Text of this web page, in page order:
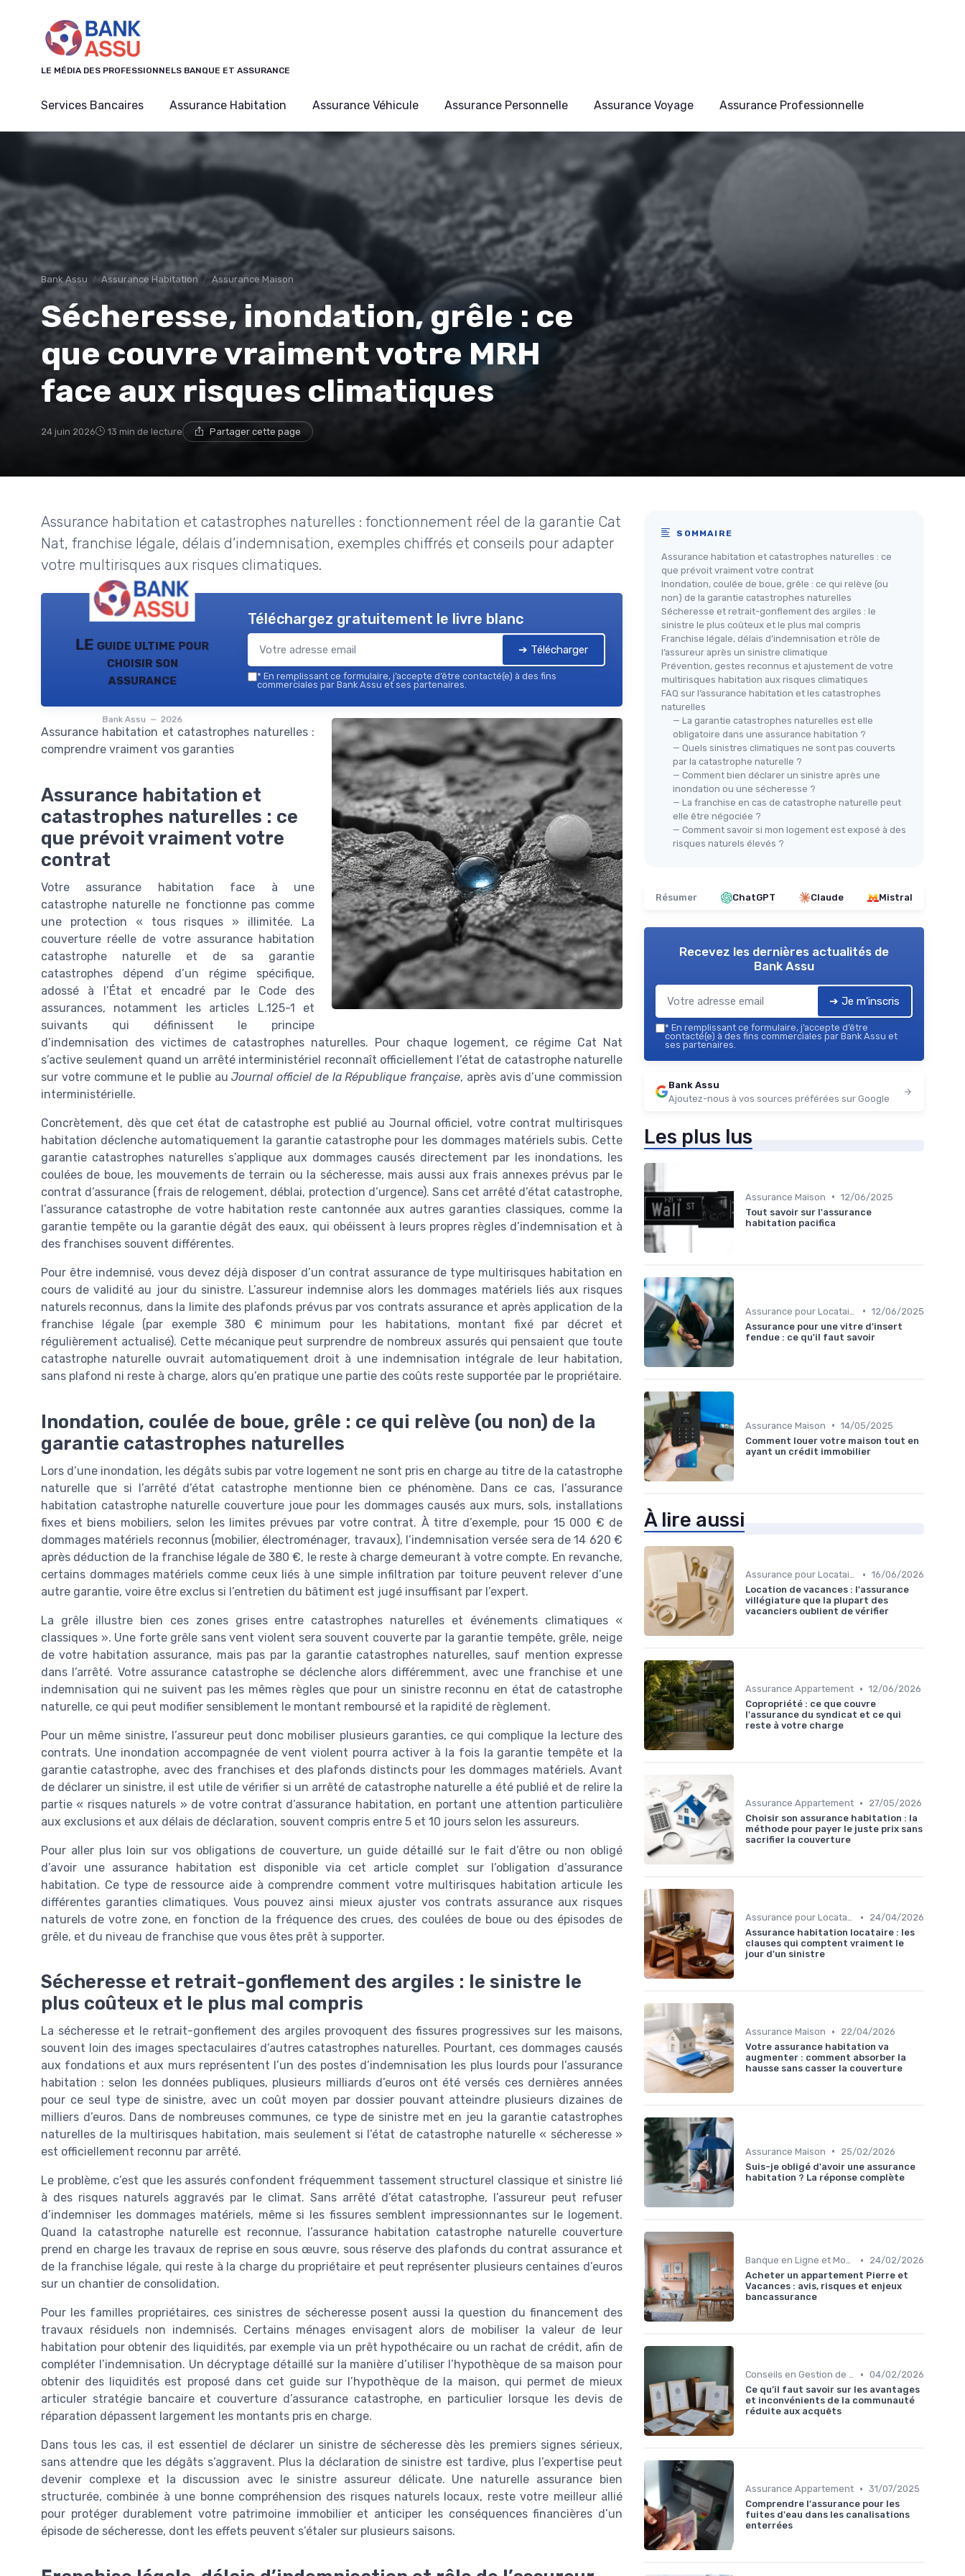
LE MÉDIA DES PROFESSIONNELS BANQUE ET ASSURANCE
Services Bancaires Assurance Habitation Assurance Véhicule Assurance Personnelle Assurance Voyage Assurance Professionnelle
Bank Assu Assurance Habitation Assurance Maison
Sécheresse, inondation, grêle : ce
que couvre vraiment votre MRH
face aux risques climatiques
24 juin 2026 13 min de lecture Partager cette page
Assurance habitation et catastrophes naturelles : fonctionnement réel de la garantie Cat
Nat, franchise légale, délais d’indemnisation, exemples chiffrés et conseils pour adapter
votre multirisques aux risques climatiques.
LE guide ultime pour
choisir son
assurance
Bank Assu — 2026
Téléchargez gratuitement le livre blanc
➔ Télécharger
* En remplissant ce formulaire, j’accepte d’être contacté(e) à des fins
commerciales par Bank Assu et ses partenaires.
Assurance habitation et catastrophes naturelles :
comprendre vraiment vos garanties
Assurance habitation et
catastrophes naturelles : ce
que prévoit vraiment votre
contrat
Votre assurance habitation face à une
catastrophe naturelle ne fonctionne pas comme
une protection « tous risques » illimitée. La
couverture réelle de votre assurance habitation
catastrophe naturelle et de sa garantie
catastrophes dépend d’un régime spécifique,
adossé à l’État et encadré par le Code des
assurances, notamment les articles L.125-1 et
suivants qui définissent le principe
d’indemnisation des victimes de catastrophes naturelles. Pour chaque logement, ce régime Cat Nat
s’active seulement quand un arrêté interministériel reconnaît officiellement l’état de catastrophe naturelle
sur votre commune et le publie auJournal officiel de la République française, après avis d’une commission
interministérielle.
Concrètement, dès que cet état de catastrophe est publié au Journal officiel, votre contrat multirisques
habitation déclenche automatiquement la garantie catastrophe pour les dommages matériels subis. Cette
garantie catastrophes naturelles s’applique aux dommages causés directement par les inondations, les
coulées de boue, les mouvements de terrain ou la sécheresse, mais aussi aux frais annexes prévus par le
contrat d’assurance (frais de relogement, déblai, protection d’urgence). Sans cet arrêté d’état catastrophe,
l’assurance catastrophe de votre habitation reste cantonnée aux autres garanties classiques, comme la
garantie tempête ou la garantie dégât des eaux, qui obéissent à leurs propres règles d’indemnisation et à
des franchises souvent différentes.
Pour être indemnisé, vous devez déjà disposer d’un contrat assurance de type multirisques habitation en
cours de validité au jour du sinistre. L’assureur indemnise alors les dommages matériels liés aux risques
naturels reconnus, dans la limite des plafonds prévus par vos contrats assurance et après application de la
franchise légale (par exemple 380 € minimum pour les habitations, montant fixé par décret et
régulièrement actualisé). Cette mécanique peut surprendre de nombreux assurés qui pensaient que toute
catastrophe naturelle ouvrait automatiquement droit à une indemnisation intégrale de leur habitation,
sans plafond ni reste à charge, alors qu’en pratique une partie des coûts reste supportée par le propriétaire.
Inondation, coulée de boue, grêle : ce qui relève (ou non) de la
garantie catastrophes naturelles
Lors d’une inondation, les dégâts subis par votre logement ne sont pris en charge au titre de la catastrophe
naturelle que si l’arrêté d’état catastrophe mentionne bien ce phénomène. Dans ce cas, l’assurance
habitation catastrophe naturelle couverture joue pour les dommages causés aux murs, sols, installations
fixes et biens mobiliers, selon les limites prévues par votre contrat. À titre d’exemple, pour 15 000 € de
dommages matériels reconnus (mobilier, électroménager, travaux), l’indemnisation versée sera de 14 620 €
après déduction de la franchise légale de 380 €, le reste à charge demeurant à votre compte. En revanche,
certains dommages matériels comme ceux liés à une simple infiltration par toiture peuvent relever d’une
autre garantie, voire être exclus si l’entretien du bâtiment est jugé insuffisant par l’expert.
La grêle illustre bien ces zones grises entre catastrophes naturelles et événements climatiques «
classiques ». Une forte grêle sans vent violent sera souvent couverte par la garantie tempête, grêle, neige
de votre habitation assurance, mais pas par la garantie catastrophes naturelles, sauf mention expresse
dans l’arrêté. Votre assurance catastrophe se déclenche alors différemment, avec une franchise et une
indemnisation qui ne suivent pas les mêmes règles que pour un sinistre reconnu en état de catastrophe
naturelle, ce qui peut modifier sensiblement le montant remboursé et la rapidité de règlement.
Pour un même sinistre, l’assureur peut donc mobiliser plusieurs garanties, ce qui complique la lecture des
contrats. Une inondation accompagnée de vent violent pourra activer à la fois la garantie tempête et la
garantie catastrophe, avec des franchises et des plafonds distincts pour les dommages matériels. Avant
de déclarer un sinistre, il est utile de vérifier si un arrêté de catastrophe naturelle a été publié et de relire la
partie « risques naturels » de votre contrat d’assurance habitation, en portant une attention particulière
aux exclusions et aux délais de déclaration, souvent compris entre 5 et 10 jours selon les assureurs.
Pour aller plus loin sur vos obligations de couverture, un guide détaillé sur le fait d’être ou non obligé
d’avoir une assurance habitation est disponible via cet article complet sur l’obligation d’assurance
habitation. Ce type de ressource aide à comprendre comment votre multirisques habitation articule les
différentes garanties climatiques. Vous pouvez ainsi mieux ajuster vos contrats assurance aux risques
naturels de votre zone, en fonction de la fréquence des crues, des coulées de boue ou des épisodes de
grêle, et du niveau de franchise que vous êtes prêt à supporter.
Sécheresse et retrait-gonflement des argiles : le sinistre le
plus coûteux et le plus mal compris
La sécheresse et le retrait-gonflement des argiles provoquent des fissures progressives sur les maisons,
souvent loin des images spectaculaires d’autres catastrophes naturelles. Pourtant, ces dommages causés
aux fondations et aux murs représentent l’un des postes d’indemnisation les plus lourds pour l’assurance
habitation : selon les données publiques, plusieurs milliards d’euros ont été versés ces dernières années
pour ce seul type de sinistre, avec un coût moyen par dossier pouvant atteindre plusieurs dizaines de
milliers d’euros. Dans de nombreuses communes, ce type de sinistre met en jeu la garantie catastrophes
naturelles de la multirisques habitation, mais seulement si l’état de catastrophe naturelle « sécheresse »
est officiellement reconnu par arrêté.
Le problème, c’est que les assurés confondent fréquemment tassement structurel classique et sinistre lié
à des risques naturels aggravés par le climat. Sans arrêté d’état catastrophe, l’assureur peut refuser
d’indemniser les dommages matériels, même si les fissures semblent impressionnantes sur le logement.
Quand la catastrophe naturelle est reconnue, l’assurance habitation catastrophe naturelle couverture
prend en charge les travaux de reprise en sous œuvre, sous réserve des plafonds du contrat assurance et
de la franchise légale, qui reste à la charge du propriétaire et peut représenter plusieurs centaines d’euros
sur un chantier de consolidation.
Pour les familles propriétaires, ces sinistres de sécheresse posent aussi la question du financement des
travaux résiduels non indemnisés. Certains ménages envisagent alors de mobiliser la valeur de leur
habitation pour obtenir des liquidités, par exemple via un prêt hypothécaire ou un rachat de crédit, afin de
compléter l’indemnisation. Un décryptage détaillé sur la manière d’utiliser l’hypothèque de sa maison pour
obtenir des liquidités est proposé dans cet guide sur l’hypothèque de la maison, qui permet de mieux
articuler stratégie bancaire et couverture d’assurance catastrophe, en particulier lorsque les devis de
réparation dépassent largement les montants pris en charge.
Dans tous les cas, il est essentiel de déclarer un sinistre de sécheresse dès les premiers signes sérieux,
sans attendre que les dégâts s’aggravent. Plus la déclaration de sinistre est tardive, plus l’expertise peut
devenir complexe et la discussion avec le sinistre assureur délicate. Une naturelle assurance bien
structurée, combinée à une bonne compréhension des risques naturels locaux, reste votre meilleur allié
pour protéger durablement votre patrimoine immobilier et anticiper les conséquences financières d’un
épisode de sécheresse, dont les effets peuvent s’étaler sur plusieurs saisons.
SOMMAIRE
Assurance habitation et catastrophes naturelles : ce
que prévoit vraiment votre contrat
Inondation, coulée de boue, grêle : ce qui relève (ou
non) de la garantie catastrophes naturelles
Sécheresse et retrait-gonflement des argiles : le
sinistre le plus coûteux et le plus mal compris
Franchise légale, délais d’indemnisation et rôle de
l’assureur après un sinistre climatique
Prévention, gestes reconnus et ajustement de votre
multirisques habitation aux risques climatiques
FAQ sur l’assurance habitation et les catastrophes
naturelles
— La garantie catastrophes naturelles est elle
obligatoire dans une assurance habitation ?
— Quels sinistres climatiques ne sont pas couverts
par la catastrophe naturelle ?
— Comment bien déclarer un sinistre après une
inondation ou une sécheresse ?
— La franchise en cas de catastrophe naturelle peut
elle être négociée ?
— Comment savoir si mon logement est exposé à des
risques naturels élevés ?
Résumer ChatGPT Claude Mistral
Recevez les dernières actualités de
Bank Assu
➔ Je m'inscris
* En remplissant ce formulaire, j’accepte d’être
contacté(e) à des fins commerciales par Bank Assu et
ses partenaires.
Bank Assu
Ajoutez-nous à vos sources préférées sur Google
Les plus lus
Assurance Maison • 12/06/2025
Tout savoir sur l'assurance
habitation pacifica
• 12/06/2025
Assurance pour une vitre d'insert
fendue : ce qu'il faut savoir
Assurance Maison • 14/05/2025
Comment louer votre maison tout en
ayant un crédit immobilier
À lire aussi
Assurance pour Locataires • 16/06/2026
Location de vacances : l'assurance
villégiature que la plupart des
vacanciers oublient de vérifier
Assurance Appartement • 12/06/2026
Copropriété : ce que couvre
l'assurance du syndicat et ce qui
reste à votre charge
Assurance Appartement •
27/05/2026
Choisir son assurance habitation : la
méthode pour payer le juste prix sans
sacrifier la couverture
Assurance pour Locataires •
24/04/2026
Assurance habitation locataire : les
clauses qui comptent vraiment le
jour d'un sinistre
Assurance Maison •
22/04/2026
Votre assurance habitation va
augmenter : comment absorber la
hausse sans casser la couverture
Assurance Maison •
25/02/2026
Suis-je obligé d'avoir une assurance
habitation ? La réponse complète
Banque en Ligne et Mobile •
24/02/2026
Acheter un appartement Pierre et
Vacances : avis, risques et enjeux
bancassurance
Conseils en Gestion de Patrimoine • 04/02/2026
Ce qu’il faut savoir sur les avantages
et inconvénients de la communauté
réduite aux acquêts
Assurance Appartement • 31/07/2025
Comprendre l'assurance pour les
fuites d'eau dans les canalisations
enterrées